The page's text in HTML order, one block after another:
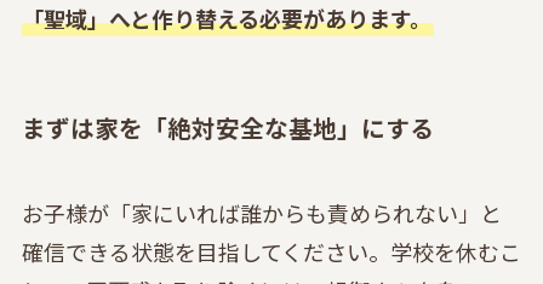
「聖域」へと作り替える必要があります。
まずは家を「絶対安全な基地」にする
お子様が「家にいれば誰からも責められない」と
確信できる状態を目指してください。学校を休むこ